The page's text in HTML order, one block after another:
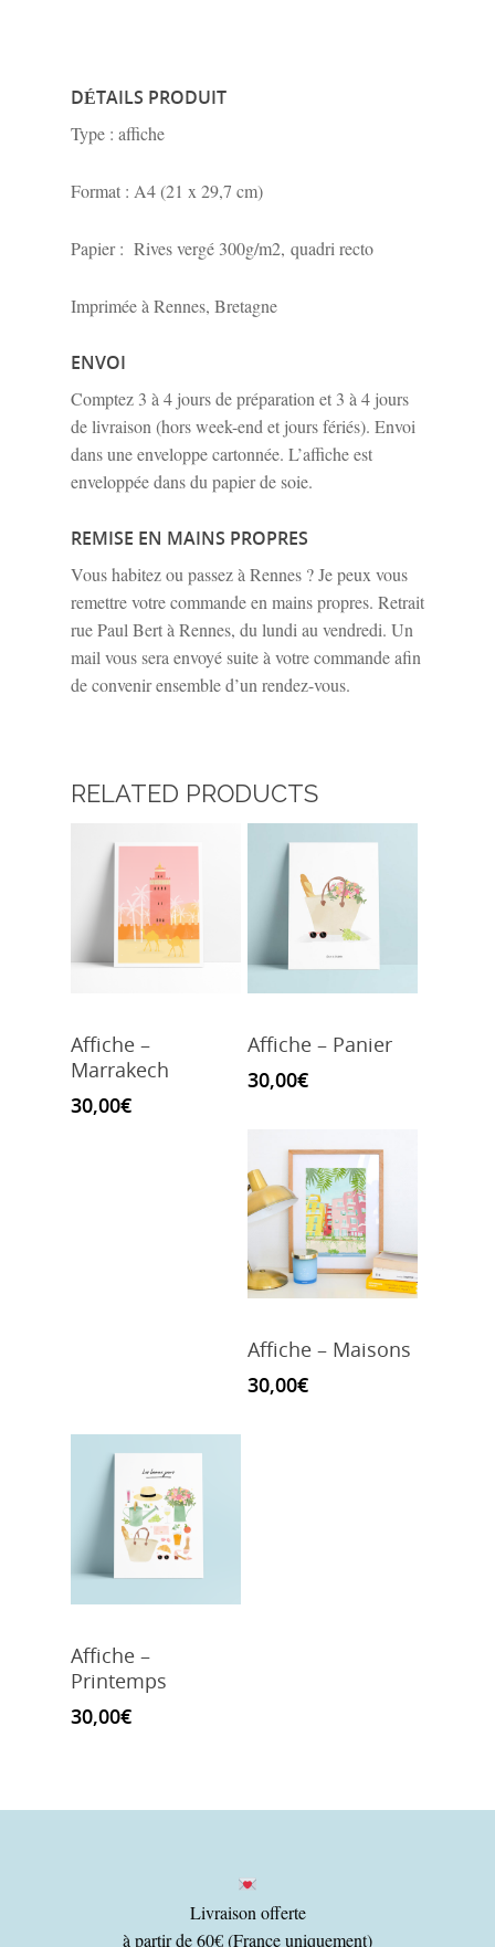
DÉTAILS PRODUIT
Type : affiche
Format : A4 (21 x 29,7 cm)
Papier : Rives vergé 300g/m2, quadri recto
Imprimée à Rennes, Bretagne
ENVOI
Comptez 3 à 4 jours de préparation et 3 à 4 jours
de livraison (hors week-end et jours fériés). Envoi
dans une enveloppe cartonnée. L’affiche est
enveloppée dans du papier de soie.
REMISE EN MAINS PROPRES
Vous habitez ou passez à Rennes ? Je peux vous
remettre votre commande en mains propres. Retrait
rue Paul Bert à Rennes, du lundi au vendredi. Un
mail vous sera envoyé suite à votre commande afin
de convenir ensemble d’un rendez-vous.
RELATED PRODUCTS
Affiche –
Marrakech
30,00€
Affiche – Panier
30,00€
Affiche – Maisons
30,00€
Affiche –
Printemps
30,00€
Livraison offerte
à partir de 60€ (France uniquement)